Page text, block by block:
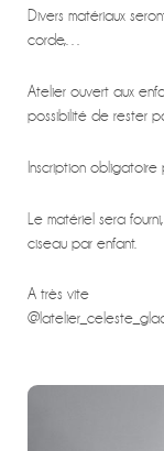
Divers matériaux
corde,…
Atelier ouvert aux
possibilité de rester
Inscription
Le matériel sera
ciseau par enfant.
A très vite